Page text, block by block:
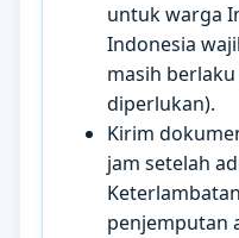
untuk warga
Indonesia
masih
diperlukan).
Kirim
jam setelah
penjemputan